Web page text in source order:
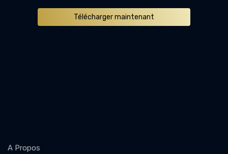
Télécharger maintenant
A Propos